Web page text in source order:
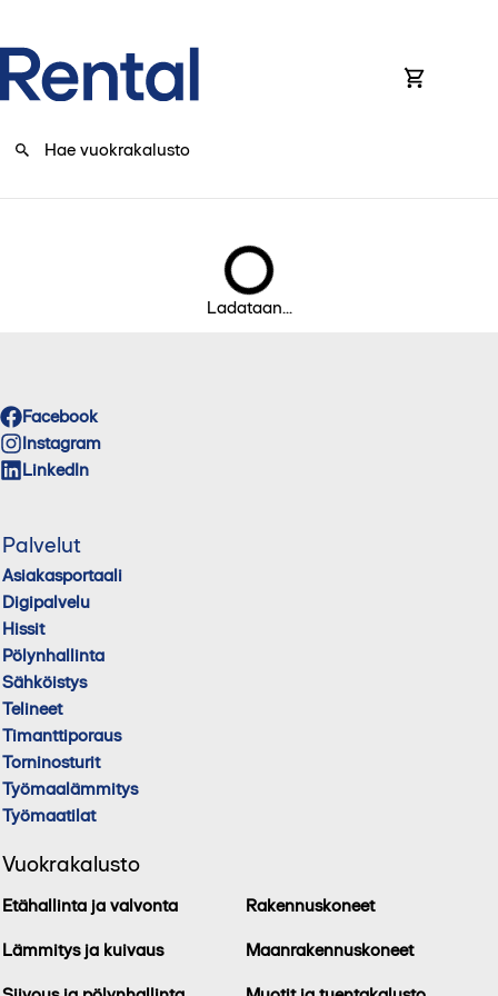
Ladataan...
Facebook
Instagram
LinkedIn
Palvelut
Asiakasportaali
Digipalvelu
Hissit
Pölynhallinta
Sähköistys
Telineet
Timanttiporaus
Torninosturit
Työmaalämmitys
Työmaatilat
Vuokrakalusto
Etähallinta ja valvonta
Lämmitys ja kuivaus
Rakennuskoneet
Maanrakennuskoneet